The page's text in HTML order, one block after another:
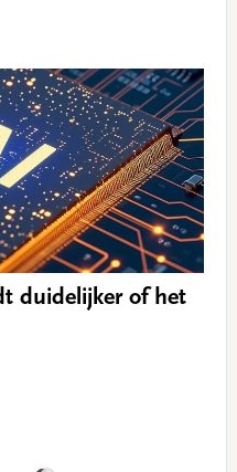
duidelijker of het